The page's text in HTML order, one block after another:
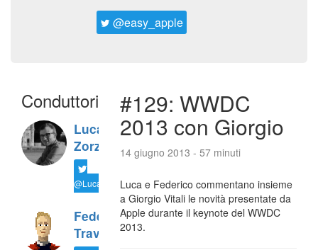
@easy_apple
Conduttori
Luca
Zorzi
@LucaTNT
Federico
Travaini
#129: WWDC
2013 con Giorgio
14 giugno 2013 - 57 minuti
Luca e Federico commentano insieme
a Giorgio Vitali le novità presentate da
Apple durante il keynote del WWDC
2013.